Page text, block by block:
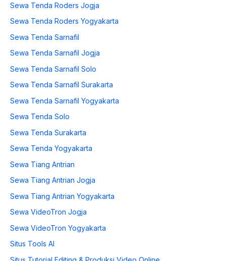
Sewa Tenda Roders Jogja
Sewa Tenda Roders Yogyakarta
Sewa Tenda Sarnafil
Sewa Tenda Sarnafil Jogja
Sewa Tenda Sarnafil Solo
Sewa Tenda Sarnafil Surakarta
Sewa Tenda Sarnafil Yogyakarta
Sewa Tenda Solo
Sewa Tenda Surakarta
Sewa Tenda Yogyakarta
Sewa Tiang Antrian
Sewa Tiang Antrian Jogja
Sewa Tiang Antrian Yogyakarta
Sewa VideoTron Jogja
Sewa VideoTron Yogyakarta
Situs Tools AI